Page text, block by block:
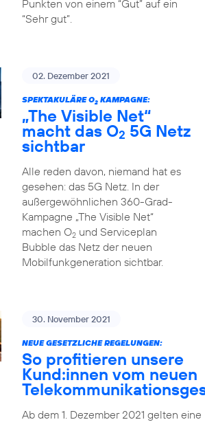
Punkten von einem “Gut” auf ein
“Sehr gut”.
02. Dezember 2021
SPEKTAKULÄRE O2KAMPAGNE:
„The Visible Net“
macht das O2 5G Netz
sichtbar
Alle reden davon, niemand hat es
gesehen: das 5G Netz. In der
außergewöhnlichen 360-Grad-
Kampagne „The Visible Net“
machen O2und Serviceplan
Bubble das Netz der neuen
Mobilfunkgeneration sichtbar.
30. November 2021
NEUE GESETZLICHE REGELUNGEN:
So profitieren unsere
Kund:innen vom neuen
Ab dem 1. Dezember 2021 gelten eine